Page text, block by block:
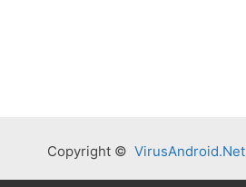
Copyright © VirusAndroid.Net